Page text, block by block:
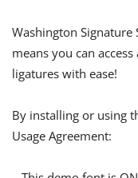
Washington Signature
means you can
ligatures with ease!
By installing or using
Usage Agreement: